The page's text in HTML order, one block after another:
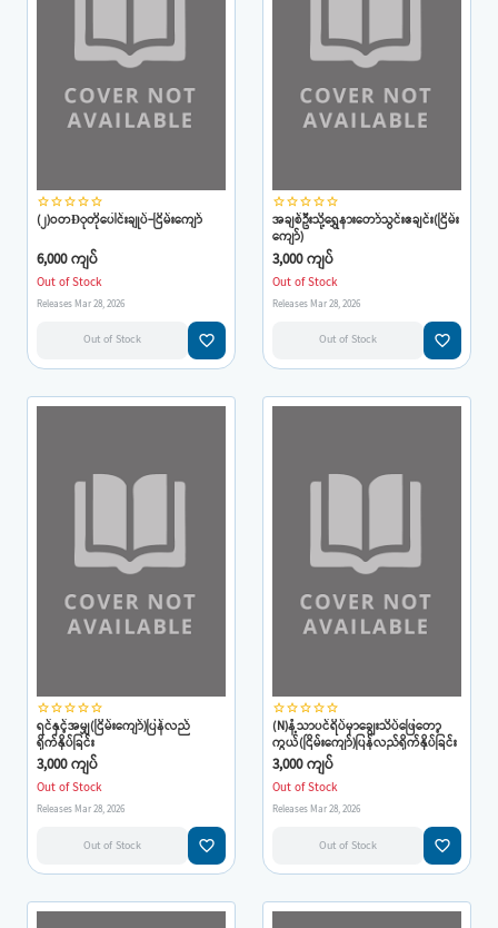
star_borderstar_borderstar_borderstar_borderstar_border
(၂)ဝတÐုတိုပေါင်းချုပ်-ငြိမ်းကျော်
6,000 ကျပ်
Out of Stock
Releases Mar 28, 2026
Out of Stock favorite_border
star_borderstar_borderstar_borderstar_borderstar_border
အချစ်ဦးသို့ရွှေနားတော်သွင်းဧချင်း(ငြိမ်း
ကျော်)
3,000 ကျပ်
Out of Stock
Releases Mar 28, 2026
Out of Stock favorite_border
star_borderstar_borderstar_borderstar_borderstar_border
ရင်နှင့်အမျှ(ငြိမ်းကျော်)ပြန်လည်
ရိုက်နှိပ်ခြင်း
3,000 ကျပ်
Out of Stock
Releases Mar 28, 2026
Out of Stock favorite_border
star_borderstar_borderstar_borderstar_borderstar_border
(N)နံ့သာပင်ရိပ်မှာချွေးသိပ်ဖြေတော့
ကွယ်(ငြိမ်းကျော်)ပြန်လည်ရိုက်နှိပ်ခြင်း
3,000 ကျပ်
Out of Stock
Releases Mar 28, 2026
Out of Stock favorite_border